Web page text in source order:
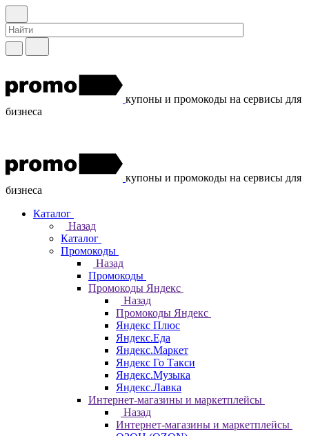
купоны и промокоды на сервисы для
бизнеса
купоны и промокоды на сервисы для
бизнеса
Каталог
Назад
Каталог
Промокоды
Назад
Промокоды
Промокоды Яндекс
Назад
Промокоды Яндекс
Яндекс Плюс
Яндекс.Еда
Яндекс.Маркет
Яндекс Го Такси
Яндекс.Музыка
Яндекс.Лавка
Интернет-магазины и маркетплейсы
Назад
Интернет-магазины и маркетплейсы